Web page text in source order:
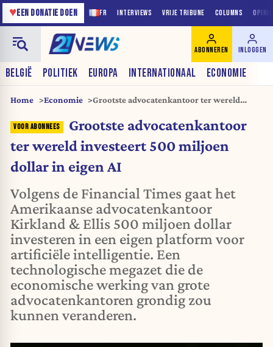
FR INTERVIEWS VRIJE TRIBUNE COLUMNS
♥EEN DONATIE DOEN
BELGIË POLITIEK EUROPA INTERNATIONAAL ECONOMIE
ABONNEREN INLOGGEN
Home Economie
Grootste advocatenkantoor ter wereld
Grootste advocatenkantoor
ter wereld investeert 500 miljoen
dollar in eigen AI
Volgens de Financial Times gaat het
Amerikaanse advocatenkantoor
Kirkland & Ellis 500 miljoen dollar
investeren in een eigen platform voor
artificiële intelligentie. Een
technologische megazet die de
economische werking van grote
advocatenkantoren grondig zou
kunnen veranderen.